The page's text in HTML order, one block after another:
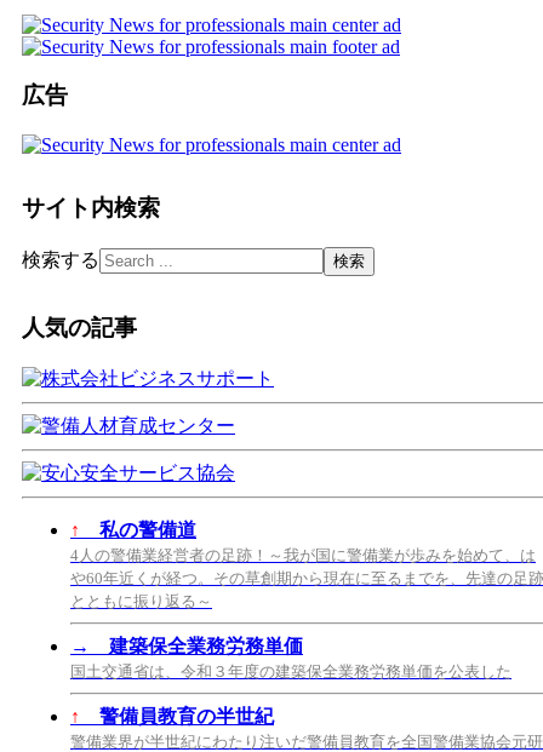
広告
サイト内検索
検索する
人気の記事
↑ 私の警備道
4人の警備業経営者の足跡！～我が国に警備業が歩みを始めて、は
や60年近くが経つ。その草創期から現在に至るまでを、先達の足跡
とともに振り返る～
→ 建築保全業務労務単価
国土交通省は、令和３年度の建築保全業務労務単価を公表した
↑ 警備員教育の半世紀
警備業界が半世紀にわたり注いだ警備員教育を全国警備業協会元研